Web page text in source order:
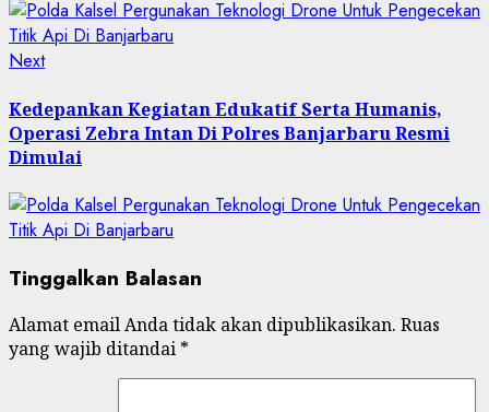
Next
Kedepankan Kegiatan Edukatif Serta Humanis,
Operasi Zebra Intan Di Polres Banjarbaru Resmi
Dimulai
Tinggalkan Balasan
Alamat email Anda tidak akan dipublikasikan. Ruas
yang wajib ditandai *